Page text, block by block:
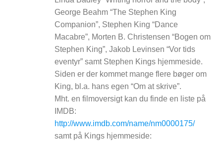
George Beahm “The Stephen King
Companion”, Stephen King “Dance
Macabre”, Morten B. Christensen “Bogen om
Stephen King”, Jakob Levinsen “Vor tids
eventyr” samt Stephen Kings hjemmeside.
Siden er der kommet mange flere bøger om
King, bl.a. hans egen “Om at skrive”.
Mht. en filmoversigt kan du finde en liste på
IMDB:
http://www.imdb.com/name/nm0000175/
samt på Kings hjemmeside: